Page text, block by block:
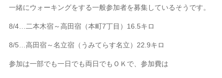
一緒にウォーキングをする一般参加者を募集しているそうです。
8/4…二本木宿～高田宿（本町7丁目）16.5キロ
8/5…高田宿～名立宿（うみてらす名立）22.9キロ
参加は一部でも一日でも両日でもＯＫで、参加費は